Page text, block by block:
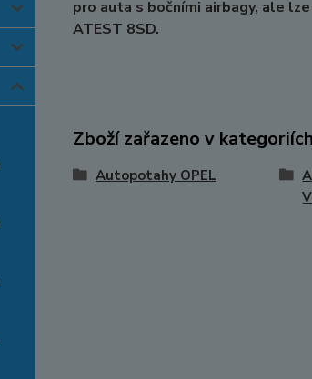
pro auta s bočními airbagy, ale
ATEST 8SD.
Zboží zařazeno v kategoriích
Autopotahy OPEL